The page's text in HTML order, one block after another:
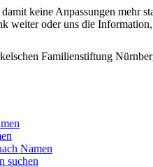
keine Anpassungen mehr
weiter oder uns die
Familienstiftung
Namen
suchen